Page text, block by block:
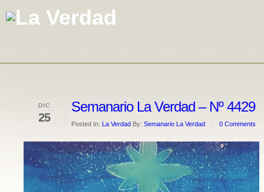
DIC
25
Semanario La Verdad – Nº 4429
Posted In: La Verdad By: Semanario La Verdad 0 Comments